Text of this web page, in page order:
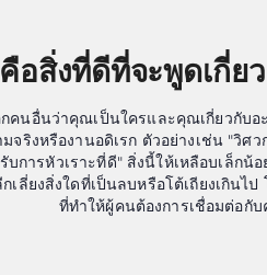
อสิ่งที่ดีที่จะพูดเกี่ย
นอื่นว่าคุณเป็นใครและคุณเกี่ยวกับอ
จริงหรืองานอดิเรก ตัวอย่างเช่น "วิ
บการหัวเราะที่ดี" สิ่งนี้ให้เหลือบเล็ก
เลี่ยงสิ่งใดที่เป็นลบหรือโต้เถียงเกิน
ที่ทำให้ผู้คนต้องการเชื่อมต่อกั